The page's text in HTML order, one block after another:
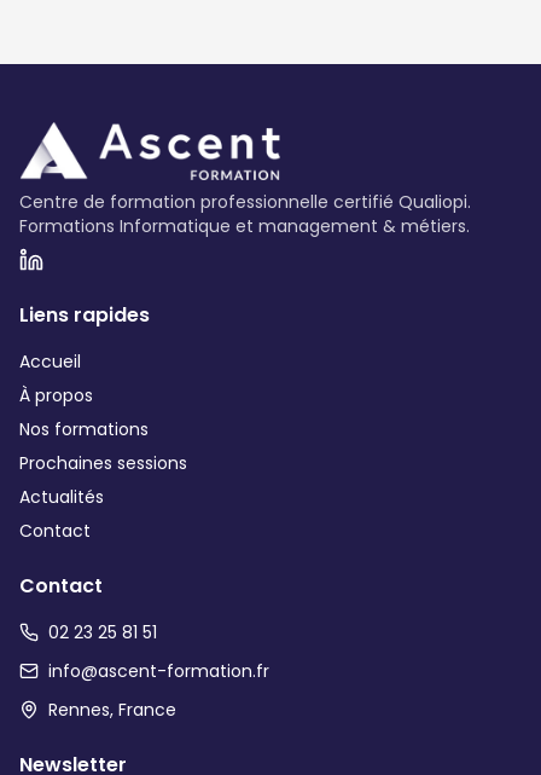
Centre de formation professionnelle certifié Qualiopi.
Formations Informatique et management & métiers.
Liens rapides
Accueil
À propos
Nos formations
Prochaines sessions
Actualités
Contact
Contact
02 23 25 81 51
info@ascent-formation.fr
Rennes, France
Newsletter